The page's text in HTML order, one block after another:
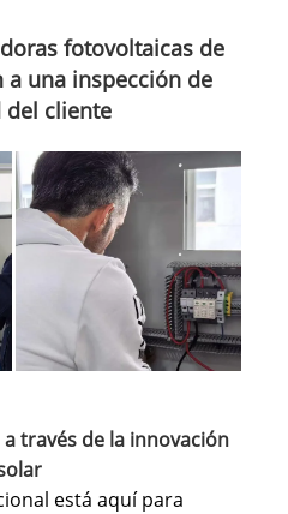
fotovoltaicas de
a una inspección de
del cliente
través de la innovación
está aquí para